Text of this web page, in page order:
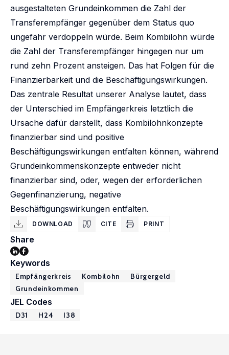
ausgestalteten Grundeinkommen die Zahl der
Transferempfänger gegenüber dem Status quo
ungefähr verdoppeln würde. Beim Kombilohn würde
die Zahl der Transferempfänger hingegen nur um
rund zehn Prozent ansteigen. Das hat Folgen für die
Finanzierbarkeit und die Beschäftigungswirkungen.
Das zentrale Resultat unserer Analyse lautet, dass
der Unterschied im Empfängerkreis letztlich die
Ursache dafür darstellt, dass Kombilohnkonzepte
finanzierbar sind und positive
Beschäftigungswirkungen entfalten können, während
Grundeinkommenskonzepte entweder nicht
finanzierbar sind, oder, wegen der erforderlichen
Gegenfinanzierung, negative
Beschäftigungswirkungen entfalten.
DOWNLOAD CITE PRINT
Share
Keywords
Empfängerkreis Kombilohn
Bürgergeld
Grundeinkommen
JEL Codes
D31 H24 I38